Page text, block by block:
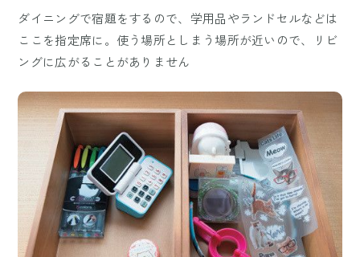
ダイニングで宿題をするので、学用品やランドセルなどは
ここを指定席に。使う場所としまう場所が近いので、リビ
ングに広がることがありません